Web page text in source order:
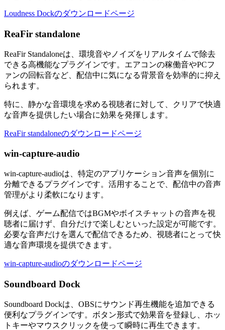
Loudness Dockのダウンロードページ
ReaFir standalone
ReaFir Standaloneは、環境音やノイズをリアルタイムで除去
できる高機能なプラグインです。エアコンの稼働音やPCフ
ァンの回転音など、配信中に気になる背景音を効率的に抑え
られます。
特に、静かな音環境を求める視聴者に対して、クリアで快適
な音声を提供したい場合に効果を発揮します。
ReaFir standaloneのダウンロードページ
win-capture-audio
win-capture-audioは、特定のアプリケーション音声を個別に
分離できるプラグインです。活用することで、配信中の音声
管理がより柔軟になります。
例えば、ゲーム配信ではBGMやボイスチャットの音声を視
聴者に届けず、自分だけで楽しむといった設定が可能です。
必要な音声だけを選んで配信できるため、視聴者にとって快
適な音声環境を提供できます。
win-capture-audioのダウンロードページ
Soundboard Dock
Soundboard Dockは、OBSにサウンド再生機能を追加できる
便利なプラグインです。ボタン形式で効果音を登録し、ホッ
トキーやマウスクリックを使って瞬時に再生できます。